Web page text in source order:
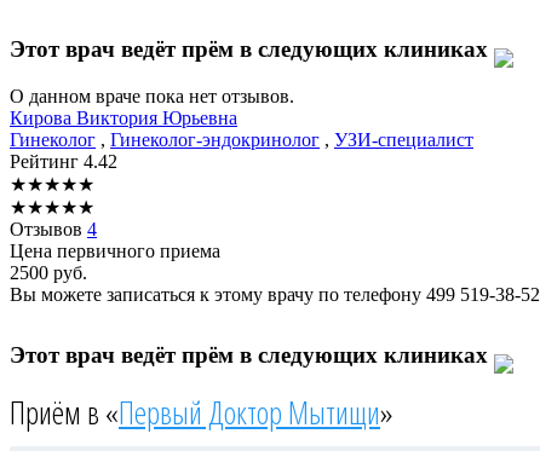
Этот врач ведёт прём в следующих клиниках
О данном враче пока нет отзывов.
Кирова Виктория Юрьевна
Гинеколог , Гинеколог-эндокринолог , УЗИ-специалист
Рейтинг 4.42
★★★★★
★★★★★
Отзывов 4
Цена первичного приема
2500 руб.
Вы можете записаться к этому врачу по телефону 499 519-38-52
Этот врач ведёт прём в следующих клиниках
Приём в «Первый Доктор Мытищи»